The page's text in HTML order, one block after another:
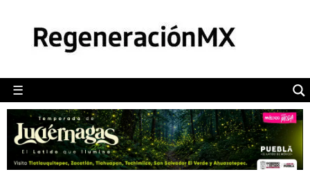
☰
POLÍTICA
CAMALEÓN
OPINIÓN
DEPORTES